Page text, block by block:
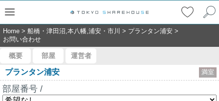
Home > 船橋・津田沼,本八幡,浦安・市川 > プランタン浦安 >
お問い合わせ
概要 部屋 運営者
プランタン浦安 満室
部屋番号 /